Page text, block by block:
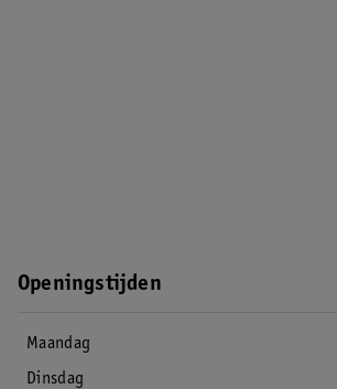
Openingstijden
Maandag
Dinsdag